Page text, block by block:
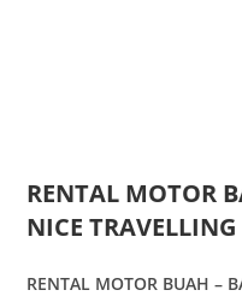
RENTAL MOTOR
NICE TRAVELLING
RENTAL MOTOR BUAH –